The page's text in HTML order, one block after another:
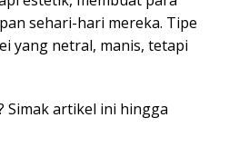
sehari-hari mereka. Tipe
yang netral, manis, tetapi
Simak artikel ini hingga